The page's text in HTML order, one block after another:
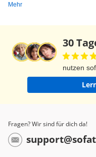
Mehr
30
nutzen
Fragen? Wir sind für dich da!